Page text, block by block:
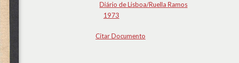
Diário de Lisboa/Ruella Ramos
1973
Citar Documento